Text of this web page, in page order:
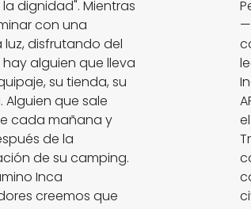
dignidad". Mientras
con una
luz, disfrutando del
hay alguien que lleva
su tienda, su
Alguien que sale
cada mañana y
de la
de su camping.
Inca
creemos que